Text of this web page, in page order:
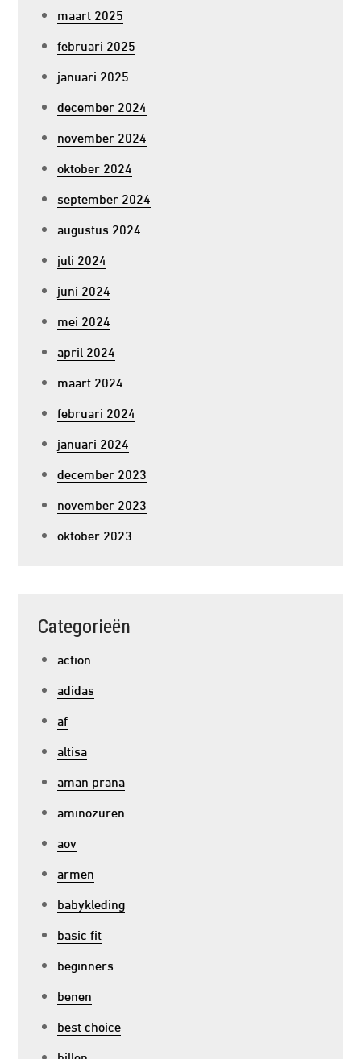
maart 2025
februari 2025
januari 2025
december 2024
november 2024
oktober 2024
september 2024
augustus 2024
juli 2024
juni 2024
mei 2024
april 2024
maart 2024
februari 2024
januari 2024
december 2023
november 2023
oktober 2023
Categorieën
action
adidas
af
altisa
aman prana
aminozuren
aov
armen
babykleding
basic fit
beginners
benen
best choice